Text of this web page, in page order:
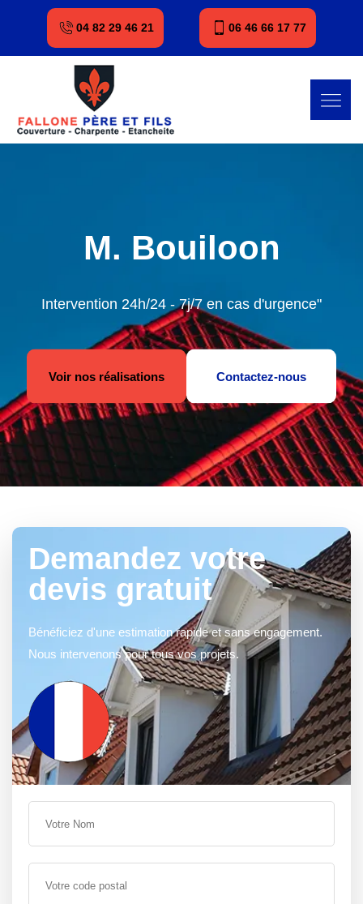
04 82 29 46 21 06 46 66 17 77
M. Bouiloon
Intervention 24h/24 - 7j/7 en cas d'urgence"
Voir nos réalisations Contactez-nous
Demandez votre
devis gratuit
Bénéficiez d'une estimation rapide et sans engagement.
Nous intervenons pour tous vos projets.